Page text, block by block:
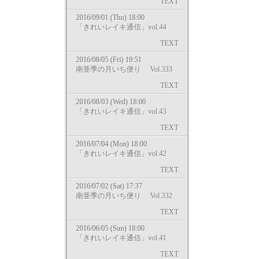
2016/09/01 (Thu) 18:00
「きれいレイキ通信」vol.44
TEXT
2016/08/05 (Fri) 19:51
南亜季の月いち便り Vol.333
TEXT
2016/08/03 (Wed) 18:00
「きれいレイキ通信」vol.43
TEXT
2016/07/04 (Mon) 18:00
「きれいレイキ通信」vol.42
TEXT
2016/07/02 (Sat) 17:37
南亜季の月いち便り Vol.332
TEXT
2016/06/05 (Sun) 18:00
「きれいレイキ通信」vol.41
TEXT